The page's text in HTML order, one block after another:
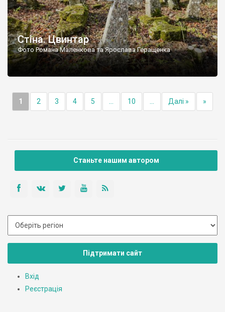
Стіна. Цвинтар
Фото Романа Маленкова та Ярослава Геращенка
1 2 3 4 5 10 Далі » »
Станьте нашим автором
Підтримати сайт
Вхід
Реєстрація